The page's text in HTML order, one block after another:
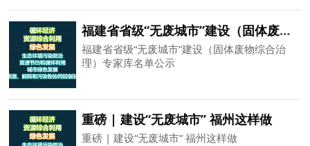
福建省省级“无废城市”建设（固体废物综合治理）专家库名单公示
福建省省级“无废城市”建设（固体废物综合治
理）专家库名单公示
重磅 | 建设“无废城市” 福州这样做
重磅 | 建设“无废城市” 福州这样做